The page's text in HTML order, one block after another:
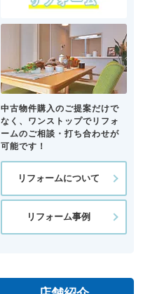
中古物件購入のご提案だけで
なく、ワンストップでリフォ
ームのご相談・打ち合わせが
可能です！
リフォームについて
リフォーム事例